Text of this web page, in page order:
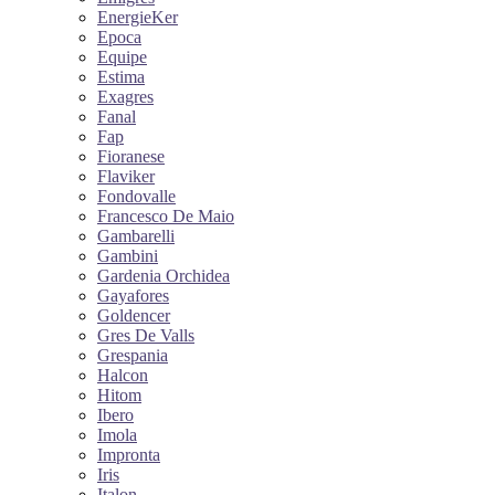
EnergieKer
Epoca
Equipe
Estima
Exagres
Fanal
Fap
Fioranese
Flaviker
Fondovalle
Francesco De Maio
Gambarelli
Gambini
Gardenia Orchidea
Gayafores
Goldencer
Gres De Valls
Grespania
Halcon
Hitom
Ibero
Imola
Impronta
Iris